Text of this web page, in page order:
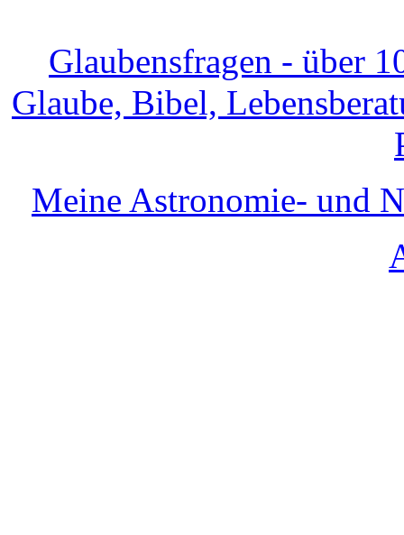
Glaubensfragen - über
Glaube, Bibel,
Meine Astronomie- und